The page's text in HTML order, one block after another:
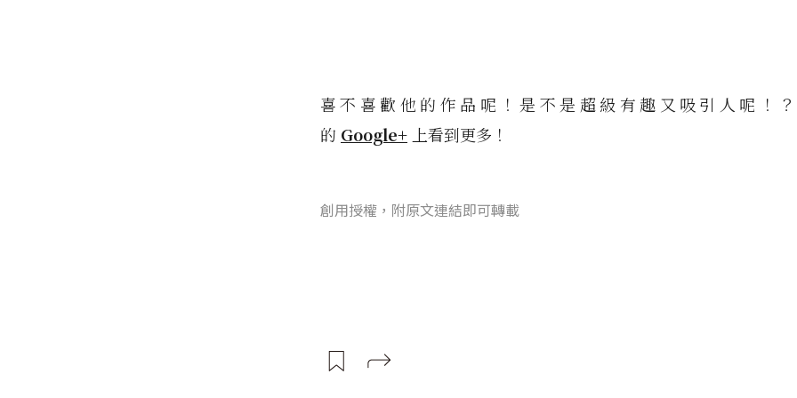
喜不喜歡他的作品呢！是不是超級有趣又吸引人呢！
的 Google+ 上看到更多！
創用授權，附原文連結即可轉載